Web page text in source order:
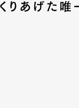
りあげた唯